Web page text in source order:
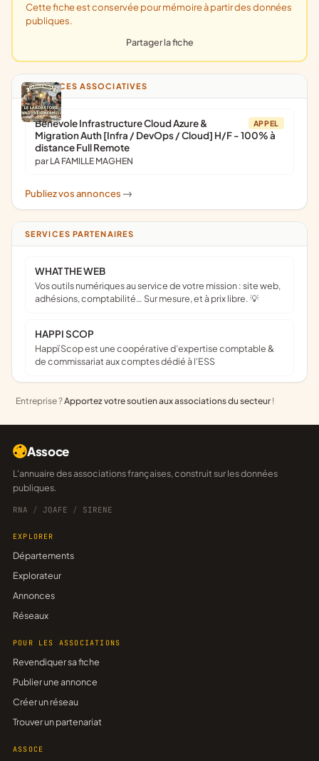
Cette fiche est conservée pour mémoire à partir des données
publiques.
Partager la fiche
ANNONCES ASSOCIATIVES
APPEL
Bénévole Infrastructure Cloud Azure &
Migration Auth [Infra / DevOps / Cloud] H/F - 100% à
distance Full Remote
par LA FAMILLE MAGHEN
Publiez vos annonces ->
SERVICES PARTENAIRES
WHAT THE WEB
Vos outils numériques au service de votre mission : site web,
adhésions, comptabilité… Sur mesure, et à prix libre. 💡
HAPPI SCOP
Happï Scop est une coopérative d’expertise comptable &
de commissariat aux comptes dédié à l'ESS
Entreprise ?Apportez votre soutien aux associations du secteur !
Assoce
L'annuaire des associations françaises, construit sur les données
publiques.
RNA / JOAFE / SIRENE
EXPLORER
Départements
Explorateur
Annonces
Réseaux
POUR LES ASSOCIATIONS
Revendiquer sa fiche
Publier une annonce
Créer un réseau
Trouver un partenariat
ASSOCE